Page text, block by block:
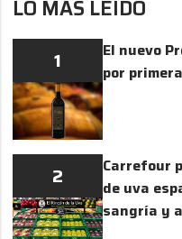
LO MÁS LEÍDO
1
El nuevo
por
2
Carrefour
de uva
sangría y